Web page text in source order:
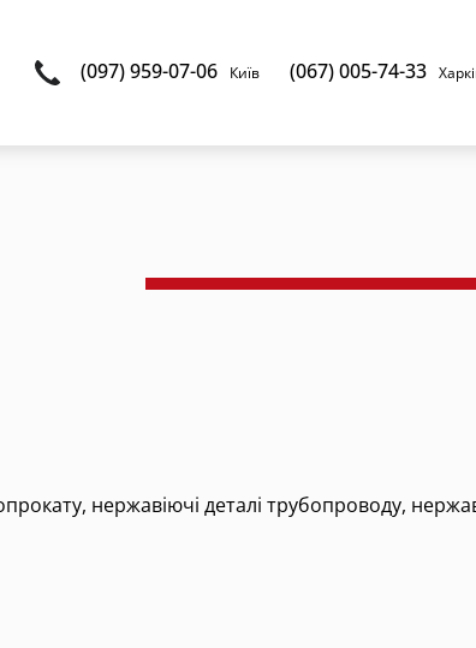
(097) 959-07-06 Київ (067) 005-74-33
нержавіючі деталі трубопроводу,